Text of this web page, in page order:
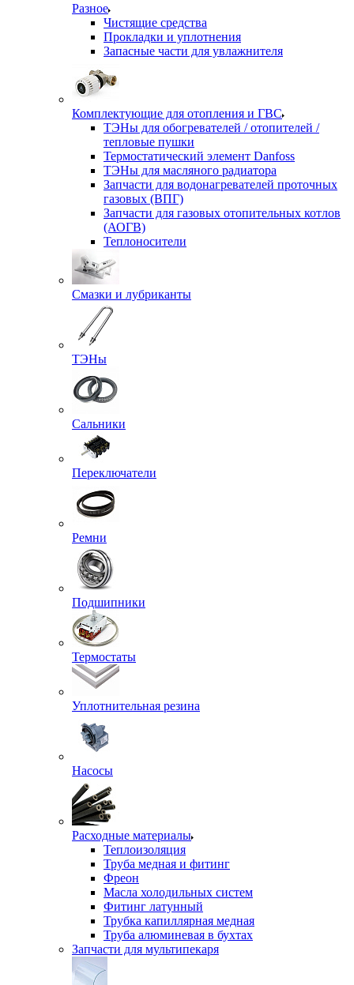
Разное
Чистящие средства
Прокладки и уплотнения
Запасные части для увлажнителя
Комплектующие для отопления и ГВС
ТЭНы для обогревателей / отопителей /
тепловые пушки
Термостатический элемент Danfoss
ТЭНы для масляного радиатора
Запчасти для водонагревателей проточных
газовых (ВПГ)
Запчасти для газовых отопительных котлов
(АОГВ)
Теплоносители
Смазки и лубриканты
ТЭНы
Сальники
Переключатели
Ремни
Подшипники
Термостаты
Уплотнительная резина
Насосы
Расходные материалы
Теплоизоляция
Труба медная и фитинг
Фреон
Масла холодильных систем
Фитинг латунный
Трубка капиллярная медная
Труба алюминевая в бухтах
Запчасти для мультипекаря